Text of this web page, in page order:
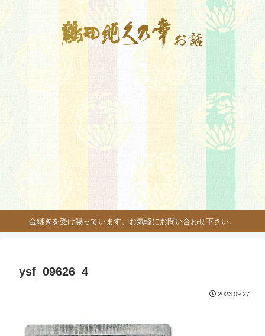
金継ぎを受け賜っています。お気軽にお問い合わせ下さい。
ysf_09626_4
2023.09.27